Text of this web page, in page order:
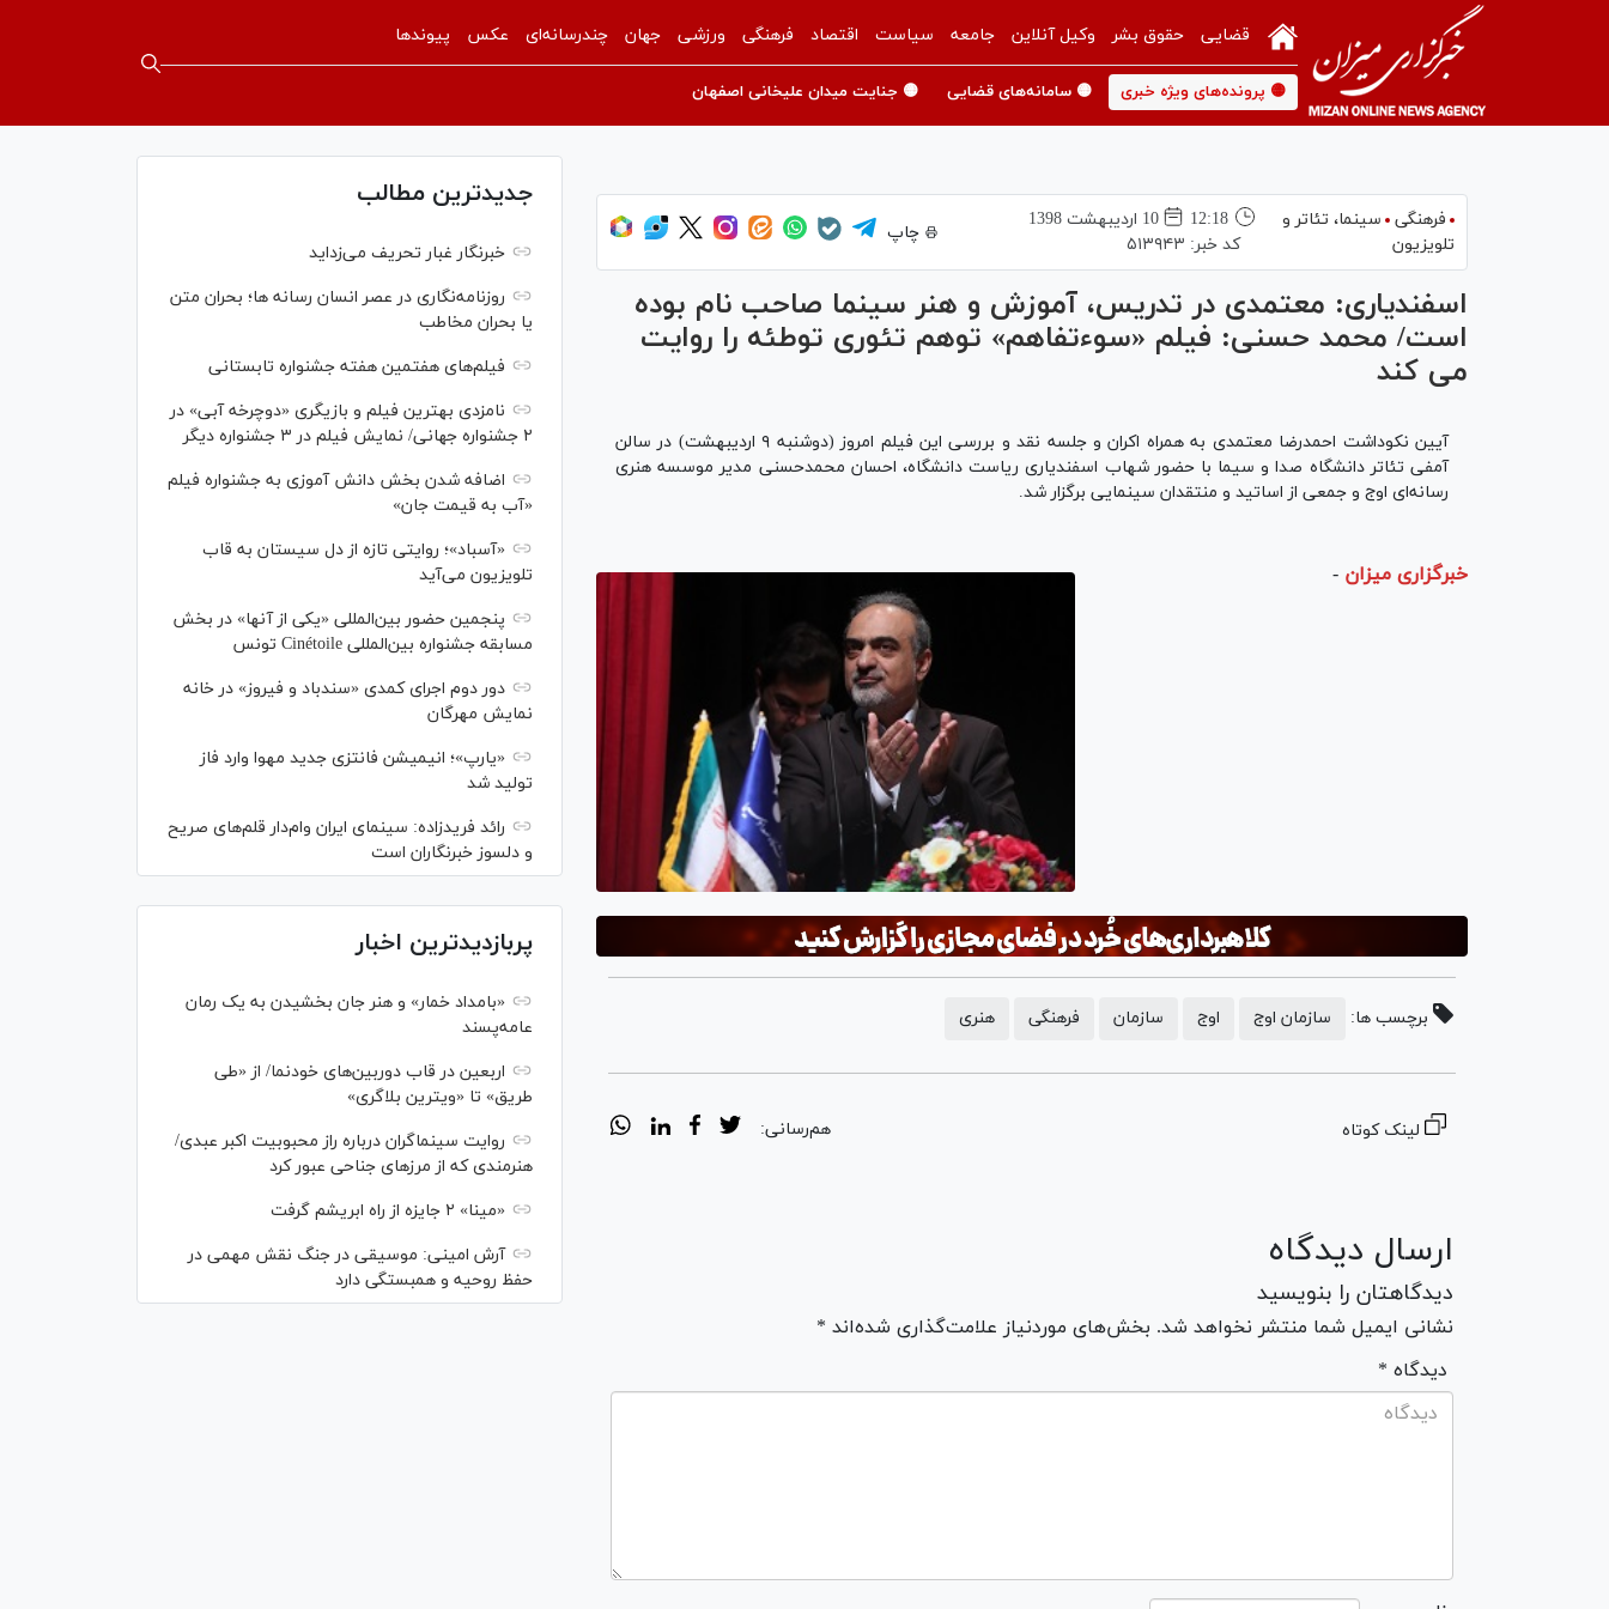
قضایی حقوق بشر وکیل آنلاین جامعه سیاست اقتصاد فرهنگی ورزشی جهان چندرسانه‌ای عکس پیوندها
🟡 پرونده‌های ویژه خبری 🟡 سامانه‌های قضایی 🟡 جنایت میدان علیخانی اصفهان
فرهنگی
سینما،‌ تئاتر و
تلویزیون
12:18
10 ارديبهشت 1398
کد خبر: ۵۱۳۹۴۳
چاپ
اسفندیاری: معتمدی در تدریس، آموزش و هنر سینما صاحب نام بوده
است/ محمد حسنی: فیلم «سوءتفاهم» توهم تئوری توطئه را روایت
می کند
آیین نکوداشت احمدرضا معتمدی به همراه اکران و جلسه نقد و بررسی این فیلم امروز (دوشنبه ۹ اردیبهشت) در سالن
آمفی تئاتر دانشگاه صدا و سیما با حضور شهاب اسفندیاری ریاست دانشگاه، احسان محمدحسنی مدیر موسسه هنری
رسانه‌ای اوج و جمعی از اساتید و منتقدان سینمایی برگزار شد.
خبرگزاری میزان -
برچسب ها: سازمان اوج اوج سازمان فرهنگی هنری
لینک کوتاه هم‌رسانی:
ارسال دیدگاه
دیدگاهتان را بنویسید
نشانی ایمیل شما منتشر نخواهد شد. بخش‌های موردنیاز علامت‌گذاری شده‌اند *
* دیدگاه
جدیدترین مطالب
خبرنگار غبار تحریف می‌زداید
روزنامه‌نگاری در عصر انسان رسانه ها؛ بحران متن
یا بحران مخاطب
فیلم‌های هفتمین هفته جشنواره تابستانی
نامزدی بهترین فیلم و بازیگری «دوچرخه آبی» در
۲ جشنواره جهانی/ نمایش فیلم در ۳ جشنواره دیگر
اضافه شدن بخش دانش آموزی به جشنواره فیلم
«آب به قیمت جان»
«آسباد»؛ روایتی تازه از دل سیستان به قاب
تلویزیون می‌آید
پنجمین حضور بین‌المللی «یکی از آنها» در بخش
مسابقه جشنواره بین‌المللی Cinétoile تونس
دور دوم اجرای کمدی «سندباد و فیروز» در خانه
نمایش مهرگان
«یارپ»؛ انیمیشن فانتزی جدید مهوا وارد فاز
تولید شد
رائد فریدزاده: سینمای ایران وام‌دار قلم‌های صریح
و دلسوز خبرنگاران است
پربازدیدترین اخبار
«بامداد خمار» و هنر جان بخشیدن به یک رمان
عامه‌پسند
اربعین در قاب دوربین‌های خودنما/ از «طی
طریق» تا «ویترین بلاگری»
روایت سینماگران درباره راز محبوبیت اکبر عبدی/
هنرمندی که از مرزهای جناحی عبور کرد
«مینا» ۲ جایزه از راه ابریشم گرفت
آرش امینی: موسیقی در جنگ نقش مهمی در
حفظ روحیه و همبستگی دارد